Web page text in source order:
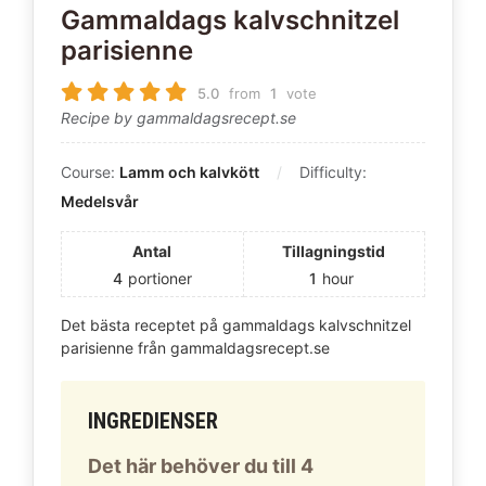
Gammaldags kalvschnitzel
parisienne
5.0 from 1 vote
Recipe by gammaldagsrecept.se
Course: Lamm och kalvkött
Difficulty:
Medelsvår
Antal
4 portioner
Tillagningstid
1 hour
Det bästa receptet på gammaldags kalvschnitzel
parisienne från gammaldagsrecept.se
INGREDIENSER
Det här behöver du till 4